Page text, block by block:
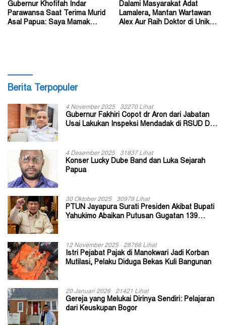
Gubernur Khofifah Indar
Parawansa Saat Terima Murid
Asal Papua: Saya Mamak
Dalami Masyarakat Adat
Lamalera, Mantan Wartawan
Alex Aur Raih Doktor di Unika
Berita Terpopuler
4 November 2025 32270 Lihat
Gubernur Fakhiri Copot dr Aron dari Jabatan
Usai Lakukan Inspeksi Mendadak di RSUD Dok
4 Desember 2025 31837 Lihat
Konser Lucky Dube Band dan Luka Sejarah
Papua
30 Oktober 2025 30979 Lihat
PTUN Jayapura Surati Presiden Akibat Bupati
Yahukimo Abaikan Putusan Gugatan 139
12 November 2025 28766 Lihat
Istri Pejabat Pajak di Manokwari Jadi Korban
Mutilasi, Pelaku Diduga Bekas Kuli Bangunan
20 Januari 2026 21421 Lihat
Gereja yang Melukai Dirinya Sendiri: Pelajaran
dari Keuskupan Bogor